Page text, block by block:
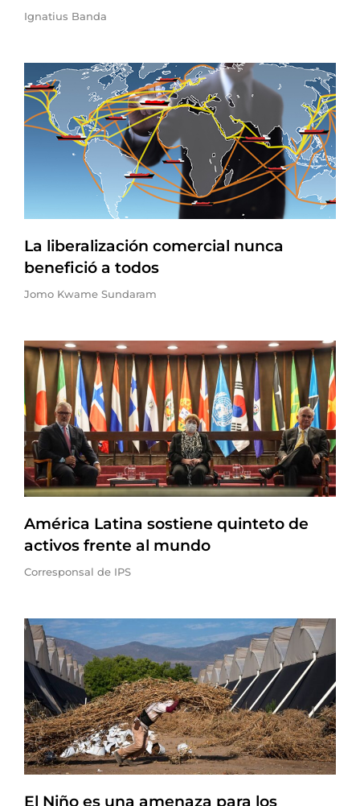
Ignatius Banda
La liberalización comercial nunca
benefició a todos
Jomo Kwame Sundaram
América Latina sostiene quinteto de
activos frente al mundo
Corresponsal de IPS
El Niño es una amenaza para los